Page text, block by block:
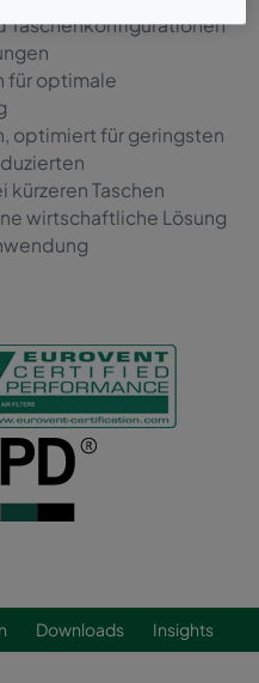
Taschenkonfigurationen
für optimale
optimiert für geringsten
kürzeren Taschen
wirtschaftliche Lösung
Downloads Insights